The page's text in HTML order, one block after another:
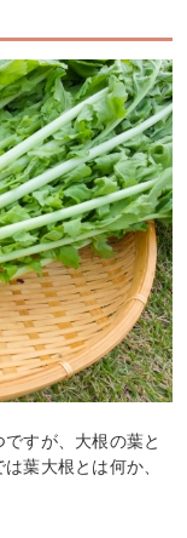
すが、大根の葉と
葉大根とは何か、